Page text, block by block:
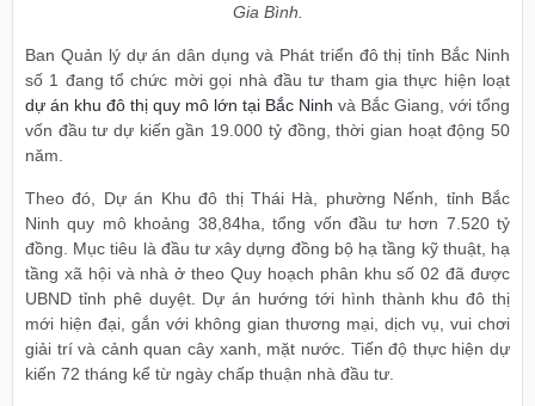
Gia Bình.
Ban Quản lý dự án dân dụng và Phát triển đô thị tỉnh Bắc Ninh
số 1 đang tổ chức mời gọi nhà đầu tư tham gia thực hiện loạt
dự án khu đô thị quy mô lớn tại Bắc Ninh và Bắc Giang, với tổng
vốn đầu tư dự kiến gần 19.000 tỷ đồng, thời gian hoạt động 50
năm.
Theo đó, Dự án Khu đô thị Thái Hà, phường Nếnh, tỉnh Bắc
Ninh quy mô khoảng 38,84ha, tổng vốn đầu tư hơn 7.520 tỷ
đồng. Mục tiêu là đầu tư xây dựng đồng bộ hạ tầng kỹ thuật, hạ
tầng xã hội và nhà ở theo Quy hoạch phân khu số 02 đã được
UBND tỉnh phê duyệt. Dự án hướng tới hình thành khu đô thị
mới hiện đại, gắn với không gian thương mại, dịch vụ, vui chơi
giải trí và cảnh quan cây xanh, mặt nước. Tiến độ thực hiện dự
kiến 72 tháng kể từ ngày chấp thuận nhà đầu tư.